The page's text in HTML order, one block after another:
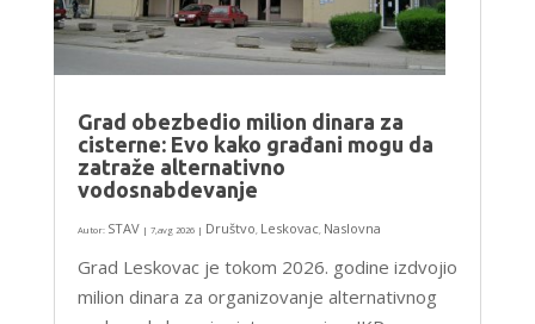
Grad obezbedio milion dinara za
cisterne: Evo kako građani mogu da
zatraže alternativno
vodosnabdevanje
Autor: STAV | 7,avg 2026| Društvo, Leskovac, Naslovna
Grad Leskovac je tokom 2026. godine izdvojio
milion dinara za organizovanje alternativnog